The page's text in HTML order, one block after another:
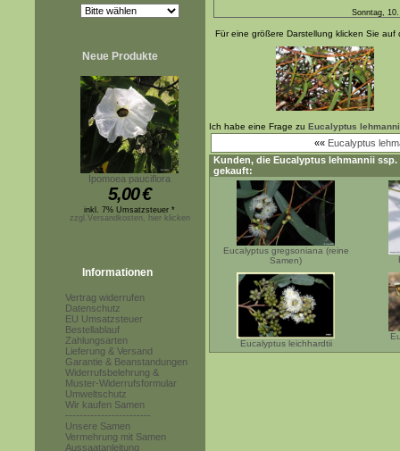
Neue Produkte
Ipomoea pauciflora
5,00€
inkl. 7% Umsatzsteuer *
zzgl.Versandkosten, hier klicken
Informationen
Vertrag widerrufen
Datenschutz
EU Umsatzsteuer
Bestellablauf
Zahlungsarten
Lieferung & Versand
Garantie & Beanstandungen
Widerrufsbelehrung &
Muster-Widerrufsformular
Umweltschutz
Wir kaufen Samen
------------------------
Unsere Samen
Vermehrung mit Samen
Aussaatanleitung
Sonntag,
Für eine größere Darstellung klicken Sie auf
Ich habe eine Frage zu Eucalyptus
«« Eucalyptus
Kunden, die Eucalyptus lehmannii ssp.
gekauft:
Eucalyptus gregsoniana (reine
Samen)
Eucalyptus leichhardtii